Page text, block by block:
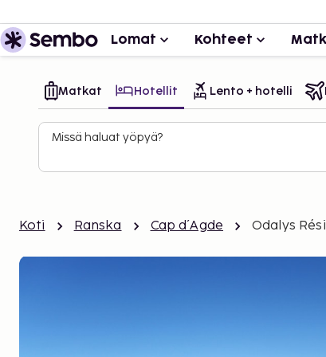
Lomat Kohteet
Matkat Hotellit Lento + hotelli
Missä haluat yöpyä?
Koti Ranska Cap d´Agde Odalys